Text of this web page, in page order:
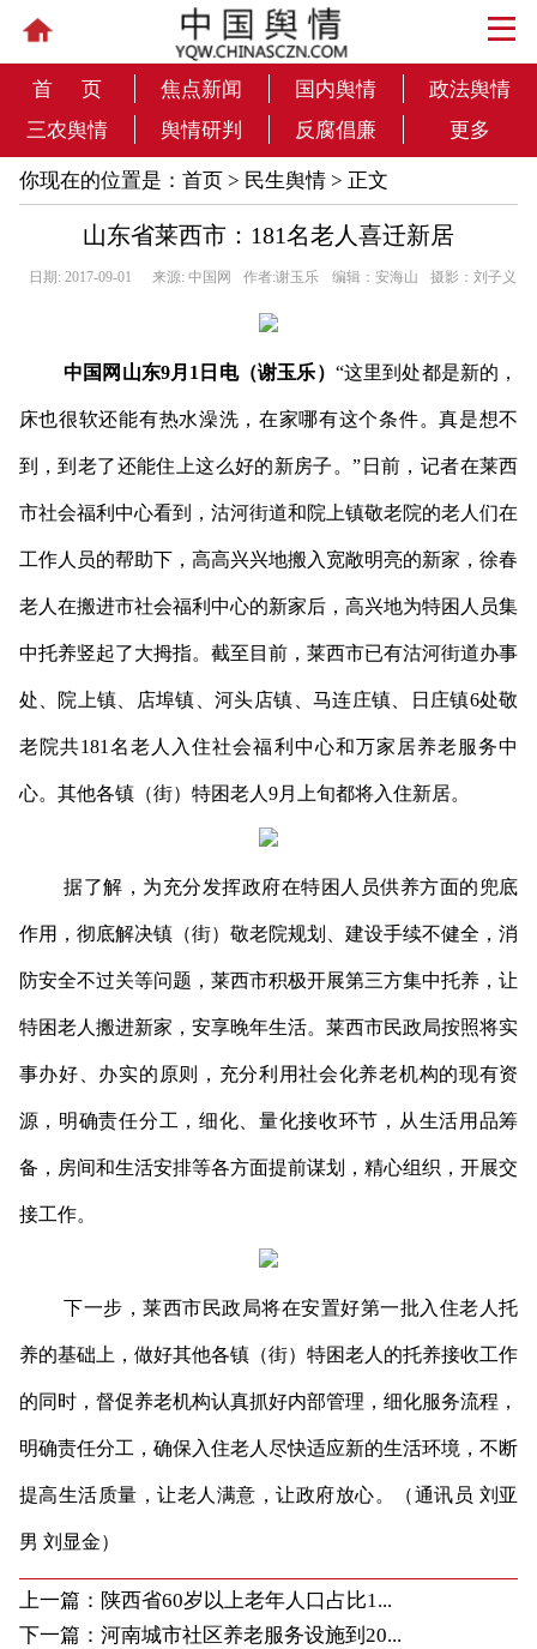
首 页 焦点新闻 国内舆情
政法舆情
三农舆情
舆情研判 反腐倡廉 更多
你现在的位置是： 首页> 民生舆情> 正文
山东省莱西市：181名老人喜迁新居
日期: 2017-09-01 来源: 中国网 作者:谢玉乐 编辑：安海山 摄影：刘子义
中国网山东9月1日电（谢玉乐） “这里到处都是新的，
床也很软还能有热水澡洗，在家哪有这个条件。真是想不
到，到老了还能住上这么好的新房子。”日前，记者在莱西
市社会福利中心看到，沽河街道和院上镇敬老院的老人们在
工作人员的帮助下，高高兴兴地搬入宽敞明亮的新家，徐春
老人在搬进市社会福利中心的新家后，高兴地为特困人员集
中托养竖起了大拇指。截至目前，莱西市已有沽河街道办事
处、院上镇、店埠镇、河头店镇、马连庄镇、日庄镇6处敬
老院共181 名老人入住社会福利中心和万家居养老服务中
心。其他各镇（街）特困老人 9月上旬都将入住新居。
据了解，为充分发挥政府在特困人员供养方面的兜底
作用，彻底解决镇（街）敬老院规划、建设手续不健全，消
防安全不过关等问题，莱西市积极开展第三方集中托养，让
特困老人搬进新家，安享晚年生活。莱西市民政局按照将实
事办好、办实的原则，充分利用社会化养老机构的现有资
源，明确责任分工，细化、量化接收环节，从生活用品筹
备，房间和生活安排等各方面提前谋划，精心组织，开展交
接工作。
下一步，莱西市民政局将在安置好第一批入住老人托
养的基础上，做好其他各镇（街）特困老人的托养接收工作
的同时，督促养老机构认真抓好内部管理，细化服务流程，
明确责任分工，确保入住老人尽快适应新的生活环境，不断
提高生活质量，让老人满意，让政府放心。（通讯员 刘亚
男 刘显金）
上一篇： 陕西省60岁以上老年人口占比1...
下一篇： 河南城市社区养老服务设施到20...